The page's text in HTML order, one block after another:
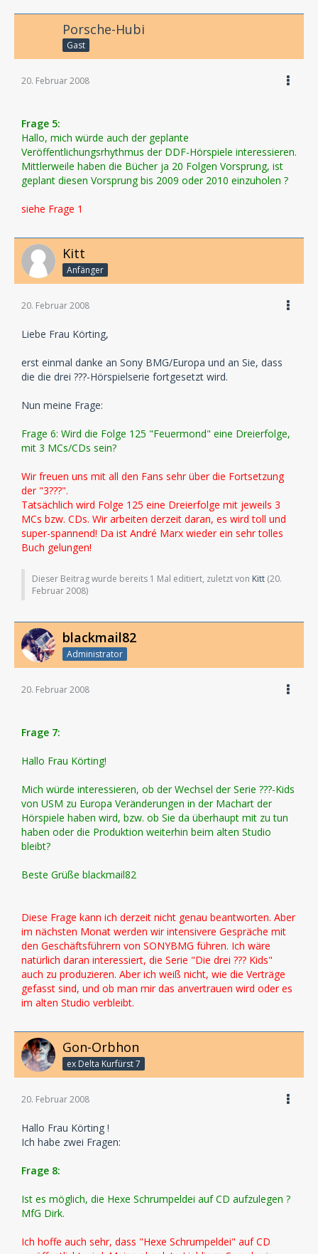
Porsche-Hubi
Gast
20. Februar 2008
Frage 5:
Hallo, mich würde auch der geplante
Veröffentlichungsrhythmus der DDF-Hörspiele interessieren.
Mittlerweile haben die Bücher ja 20 Folgen Vorsprung, ist
geplant diesen Vorsprung bis 2009 oder 2010 einzuholen ?
siehe Frage 1
Kitt
Anfänger
20. Februar 2008
Liebe Frau Körting,
erst einmal danke an Sony BMG/Europa und an Sie, dass
die die drei ???-Hörspielserie fortgesetzt wird.
Nun meine Frage:
Frage 6: Wird die Folge 125 "Feuermond" eine Dreierfolge,
mit 3 MCs/CDs sein?
Wir freuen uns mit all den Fans sehr über die Fortsetzung
der "3???".
Tatsächlich wird Folge 125 eine Dreierfolge mit jeweils 3
MCs bzw. CDs. Wir arbeiten derzeit daran, es wird toll und
super-spannend! Da ist André Marx wieder ein sehr tolles
Buch gelungen!
Dieser Beitrag wurde bereits 1 Mal editiert, zuletzt von Kitt (20.
Februar 2008)
blackmail82
Administrator
20. Februar 2008
Frage 7:
Hallo Frau Körting!
Mich würde interessieren, ob der Wechsel der Serie ???-Kids
von USM zu Europa Veränderungen in der Machart der
Hörspiele haben wird, bzw. ob Sie da überhaupt mit zu tun
haben oder die Produktion weiterhin beim alten Studio
bleibt?
Beste Grüße blackmail82
Diese Frage kann ich derzeit nicht genau beantworten. Aber
im nächsten Monat werden wir intensivere Gespräche mit
den Geschäftsführern von SONYBMG führen. Ich wäre
natürlich daran interessiert, die Serie "Die drei ??? Kids"
auch zu produzieren. Aber ich weiß nicht, wie die Verträge
gefasst sind, und ob man mir das anvertrauen wird oder es
im alten Studio verbleibt.
Gon-Orbhon
ex Delta Kurfürst 7
20. Februar 2008
Hallo Frau Körting !
Ich habe zwei Fragen:
Frage 8:
Ist es möglich, die Hexe Schrumpeldei auf CD aufzulegen ?
MfG Dirk.
Ich hoffe auch sehr, dass "Hexe Schrumpeldei" auf CD